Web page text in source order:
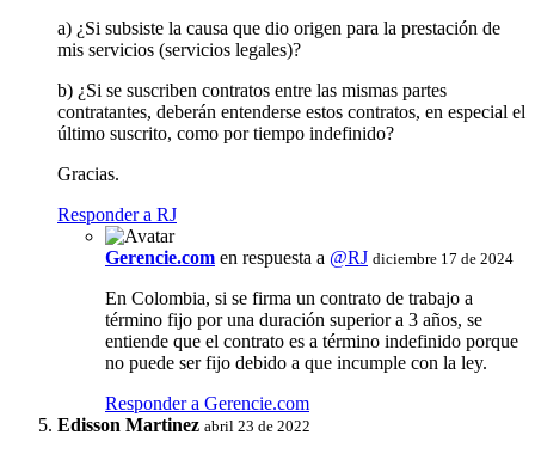
a) ¿Si subsiste la causa que dio origen para la prestación de
mis servicios (servicios legales)?
b) ¿Si se suscriben contratos entre las mismas partes
contratantes, deberán entenderse estos contratos, en especial el
último suscrito, como por tiempo indefinido?
Gracias.
Responder a RJ
Gerencie.com en respuesta a @RJ diciembre 17 de 2024
En Colombia, si se firma un contrato de trabajo a
término fijo por una duración superior a 3 años, se
entiende que el contrato es a término indefinido porque
no puede ser fijo debido a que incumple con la ley.
Responder a Gerencie.com
Edisson Martinez abril 23 de 2022